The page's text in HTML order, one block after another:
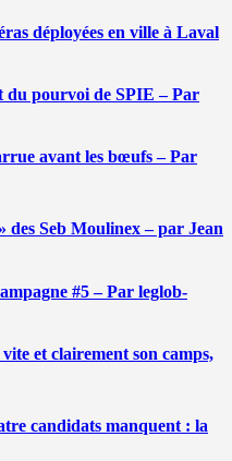
déployées en ville à Laval
du pourvoi de SPIE – Par
avant les bœufs – Par
des Seb Moulinex – par Jean
#5 – Par leglob-
et clairement son camps,
candidats manquent : la